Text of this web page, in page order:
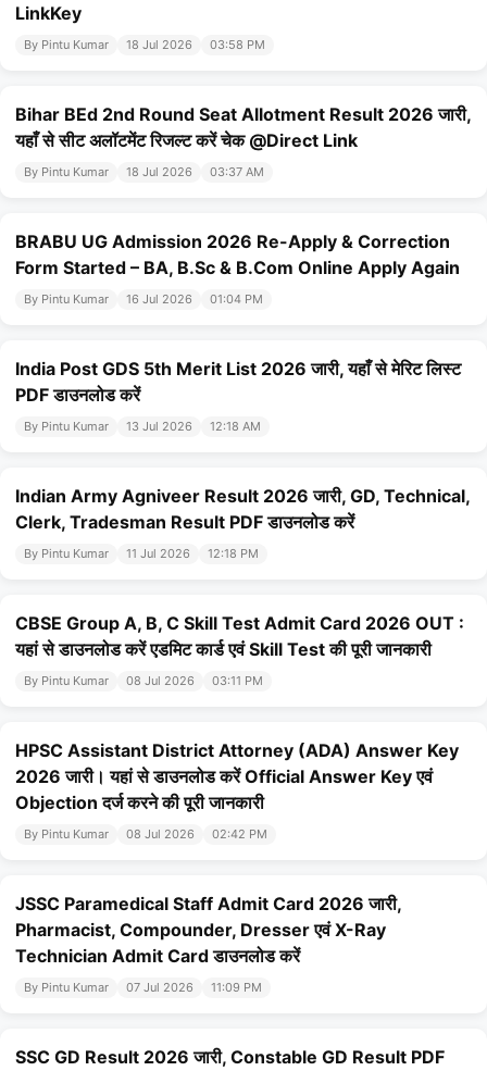
LinkKey
By Pintu Kumar 18 Jul 2026 03:58 PM
Bihar BEd 2nd Round Seat Allotment Result 2026 जारी,
यहाँ से सीट अलॉटमेंट रिजल्ट करें चेक @Direct Link
By Pintu Kumar 18 Jul 2026 03:37 AM
BRABU UG Admission 2026 Re-Apply & Correction
Form Started – BA, B.Sc & B.Com Online Apply Again
By Pintu Kumar 16 Jul 2026 01:04 PM
India Post GDS 5th Merit List 2026 जारी, यहाँ से मेरिट लिस्ट
PDF डाउनलोड करें
By Pintu Kumar 13 Jul 2026 12:18 AM
Indian Army Agniveer Result 2026 जारी, GD, Technical,
Clerk, Tradesman Result PDF डाउनलोड करें
By Pintu Kumar 11 Jul 2026 12:18 PM
CBSE Group A, B, C Skill Test Admit Card 2026 OUT :
यहां से डाउनलोड करें एडमिट कार्ड एवं Skill Test की पूरी जानकारी
By Pintu Kumar 08 Jul 2026 03:11 PM
HPSC Assistant District Attorney (ADA) Answer Key
2026 जारी। यहां से डाउनलोड करें Official Answer Key एवं
Objection दर्ज करने की पूरी जानकारी
By Pintu Kumar 08 Jul 2026 02:42 PM
JSSC Paramedical Staff Admit Card 2026 जारी,
Pharmacist, Compounder, Dresser एवं X-Ray
Technician Admit Card डाउनलोड करें
By Pintu Kumar 07 Jul 2026 11:09 PM
SSC GD Result 2026 जारी, Constable GD Result PDF